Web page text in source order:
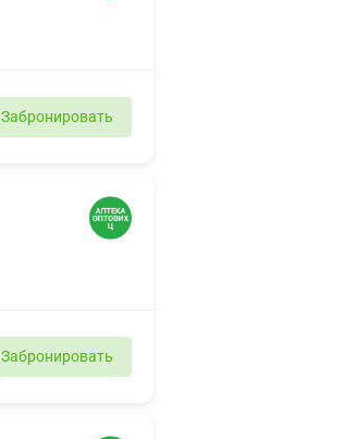
Забронировать
Забронировать